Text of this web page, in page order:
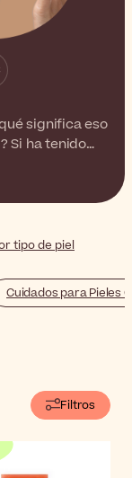
significa eso
Si ha tenido
estamos
tipo de piel
Cuidados para Pieles
Filtros